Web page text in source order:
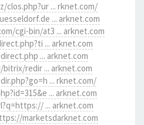
... rknet.com/
... arknet.com
cgi-bin/at3 ... arknet.com
... arknet.com
... arknet.com
redir ... arknet.com
... rknet.com/
... arknet.com
... arknet.com
marketsdarknet.com